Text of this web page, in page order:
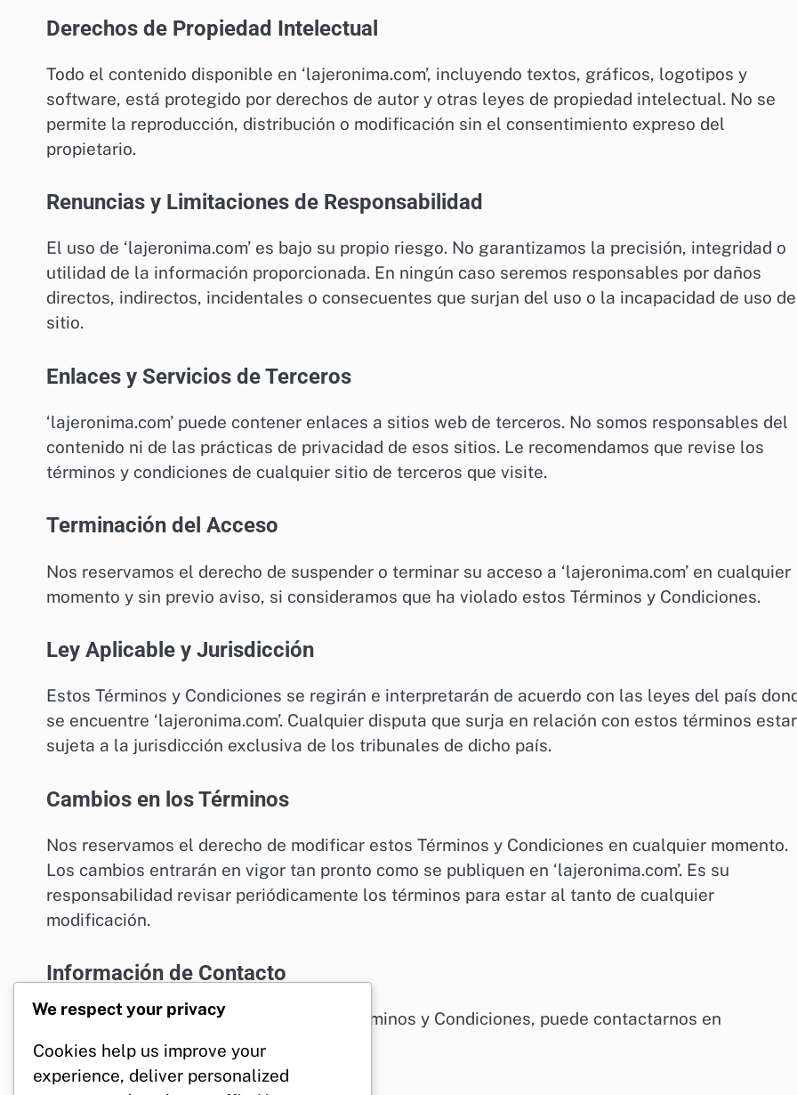
Derechos de Propiedad Intelectual
Todo el contenido disponible en ‘lajeronima.com’, incluyendo textos, gráficos, logotipos y
software, está protegido por derechos de autor y otras leyes de propiedad intelectual. No se
permite la reproducción, distribución o modificación sin el consentimiento expreso del
propietario.
Renuncias y Limitaciones de Responsabilidad
El uso de ‘lajeronima.com’ es bajo su propio riesgo. No garantizamos la precisión, integridad o
utilidad de la información proporcionada. En ningún caso seremos responsables por daños
directos, indirectos, incidentales o consecuentes que surjan del uso o la incapacidad de uso
sitio.
Enlaces y Servicios de Terceros
‘lajeronima.com’ puede contener enlaces a sitios web de terceros. No somos responsables del
contenido ni de las prácticas de privacidad de esos sitios. Le recomendamos que revise los
términos y condiciones de cualquier sitio de terceros que visite.
Terminación del Acceso
Nos reservamos el derecho de suspender o terminar su acceso a ‘lajeronima.com’ en cualquier
momento y sin previo aviso, si consideramos que ha violado estos Términos y Condiciones.
Ley Aplicable y Jurisdicción
Estos Términos y Condiciones se regirán e interpretarán de acuerdo con las leyes del país
se encuentre ‘lajeronima.com’. Cualquier disputa que surja en relación con estos términos
sujeta a la jurisdicción exclusiva de los tribunales de dicho país.
Cambios en los Términos
Nos reservamos el derecho de modificar estos Términos y Condiciones en cualquier momento.
Los cambios entrarán en vigor tan pronto como se publiquen en ‘lajeronima.com’. Es su
responsabilidad revisar periódicamente los términos para estar al tanto de cualquier
modificación.
Información de Contacto
Si tiene alguna pregunta sobre estos Términos y Condiciones, puede contactarnos en
legal@lajeronima.com.
We respect your privacy
Cookies help us improve your
experience, deliver personalized